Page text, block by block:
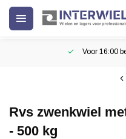
Voor 16:00
Rvs zwenkwiel
- 500 kg